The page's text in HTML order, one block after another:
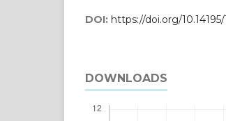
DOI: https://doi.org/10.14195/
DOWNLOADS